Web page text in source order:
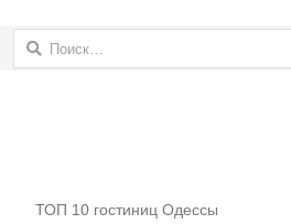
Найти:
ТОП 10 гостиниц Одессы